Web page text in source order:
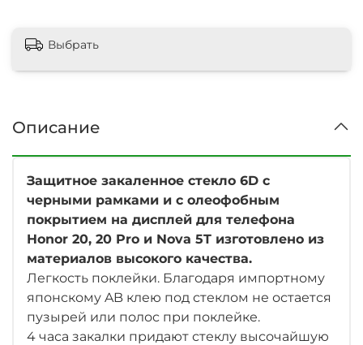
Выбрать
Описание
Защитное закаленное стекло 6D с
черными рамками и с олеофобным
покрытием на дисплей для телефона
Honor 20, 20 Pro и Nova 5T изготовлено из
материалов высокого качества.
Легкость поклейки. Благодаря импортному
японскому AB клею под стеклом не остается
пузырей или полос при поклейке.
4 часа закалки придают стеклу высочайшую